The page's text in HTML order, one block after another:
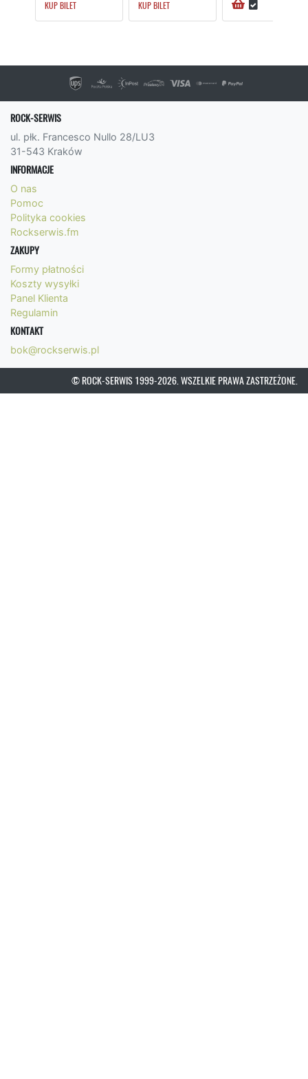
KUP BILET KUP BILET
ROCK-SERWIS
ul. płk. Francesco Nullo 28/LU3
31-543 Kraków
INFORMACJE
O nas
Pomoc
Polityka cookies
Rockserwis.fm
ZAKUPY
Formy płatności
Koszty wysyłki
Panel Klienta
Regulamin
KONTAKT
bok@rockserwis.pl
© ROCK-SERWIS 1999-2026. WSZELKIE PRAWA ZASTRZEŻONE.